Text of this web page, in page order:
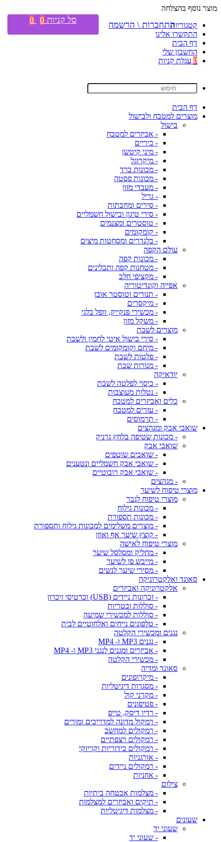
מוצר נוסף בהצלחה
קטגוריות
התקשרו אלינו
דף הבית
החשבון שלי
0 עגלת קניות
דף הבית
מוצרים למטבח ולבישול
בישול
- אביזרים למטבח
- כיריים
- מיני קיטשן
- מיקרוגל
- מכונות ברד
- מכונות פסטה
- מעבדי מזון
- גריל
- סירים ומחבתות
- סירי טיגון ובישול חשמליים
- טוסטרים ומצנמים
- קומקומים
- בלנדרים ומסחטות מיצים
עולם הקפה
- מכונות קפה
- מטחנות קפה ותבלינים
- מקציפי חלב
אפייה וקונדיטוריה
- תנורים וטוסטר אובן
- מיקסרים
- מכשירי פנקייק, וופל בלגי
- משקל מזון
מוצרים לשבת
- סירי בישול איטי לחמין ולשבת
- מיחם וקומקומים לשבת
- פלטות לשבת
- מנורות שבת
יודאיקה
- כיסוי לפלטה לשבת
- נטלות מעוצבות
כלים ואביזרים למטבח
- עזרים למטבח
- תרמוסים
שואבי אבק ומגהצים
- מכונות שטיפה בלחץ גרניק
שואבי אבק
- שואבים שוטפים
- שואבי אבק חשמליים ונטענים
- שואבי אבק רובוטיים
- מגהצים
מוצרי טיפוח לשיער
מוצרי טיפוח לגבר
- מכונות גילוח
- מכונות תספורת
- מוצרים משלימים למכונות גילוח ותספורת
- קוצץ שיער אף ואוזן
מוצרי טיפוח לאישה
- מחליק ומסלסל שיער
- מייבש פן לשיער
- מסירי שיער לנשים
סאונד ואלקטרוניקה
אלקטרוניקה ואביזרים
- זכרונות ניידים (USB) וכרטיסי זיכרון
- סוללות ובטריות
- סוללות למכשירי שמיעה
- טלפונים נייחים ואלחוטיים לבית
נגנים ומכשירי הקלטה
- נגנים MP3 ו- MP4
- אביזרים ומגנים לנגני MP3 ו- MP4
- מכשירי הקלטה
סאונד ומדיה
- מיקרופונים
- מסגרות דיגיטליות
- מקרני קול
- פטיפונים
- רדיו דיסק, טייפ
- רמקול מדונה למדריכים ומורים
- רמקולים למחשב
- רמקולים רצפתיים
- רמקולים בידוריות וקריוקי
- אורגניות
- רמקולים ניידים
- אוזניות
צילום
- מצלמות אבטחה ביתיות
- תיקים ואביזרים למצלמות
- מצלמות דיגיטליות
שעונים
שעוני יד
- שעוני יד
התחברות \ הרשמה סל קניות 0
0